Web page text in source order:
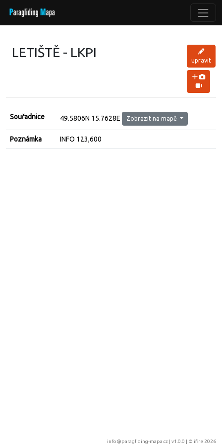
LETIŠTĚ - LKPI
upravit
Souřadnice 49.5806N 15.7628E Zobrazit na mapě
Poznámka INFO 123,600
info@paragliding-mapa.cz | v1.0.0 | © ifire 2026